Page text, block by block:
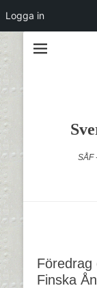
SÅF
Föredrag
Finska
Logga in